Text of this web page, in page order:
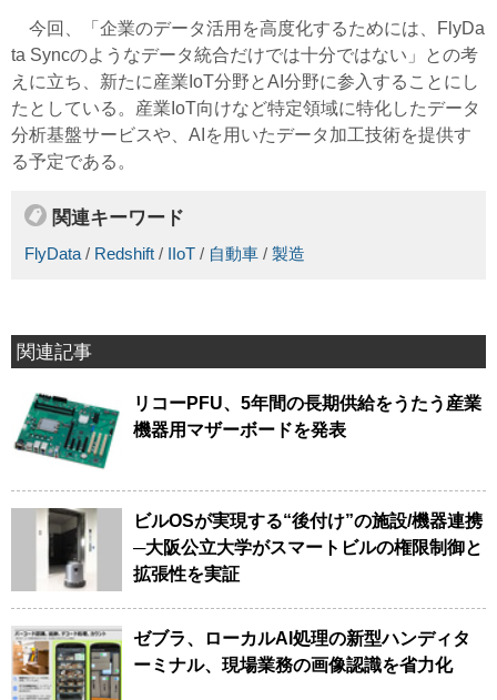
今回、「企業のデータ活用を高度化するためには、FlyDa
ta Syncのようなデータ統合だけでは十分ではない」との考
えに立ち、新たに産業IoT分野とAI分野に参入することにし
たとしている。産業IoT向けなど特定領域に特化したデータ
分析基盤サービスや、AIを用いたデータ加工技術を提供す
る予定である。
関連キーワード
FlyData / Redshift / IIoT / 自動車 / 製造
関連記事
リコーPFU、5年間の長期供給をうたう産業
機器用マザーボードを発表
ビルOSが実現する“後付け”の施設/機器連携
─大阪公立大学がスマートビルの権限制御と
拡張性を実証
ゼブラ、ローカルAI処理の新型ハンディタ
ーミナル、現場業務の画像認識を省力化